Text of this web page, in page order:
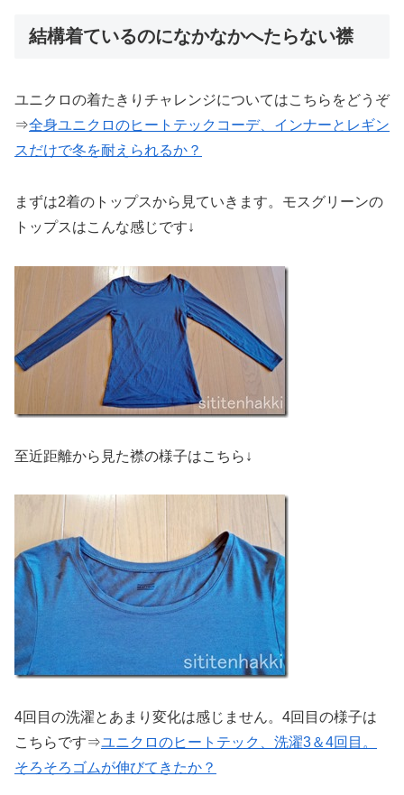
結構着ているのになかなかへたらない襟
ユニクロの着たきりチャレンジについてはこちらをどうぞ
⇒全身ユニクロのヒートテックコーデ、インナーとレギン
スだけで冬を耐えられるか？
まずは2着のトップスから見ていきます。モスグリーンの
トップスはこんな感じです↓
至近距離から見た襟の様子はこちら↓
4回目の洗濯とあまり変化は感じません。4回目の様子は
こちらです⇒ユニクロのヒートテック、洗濯3＆4回目。
そろそろゴムが伸びてきたか？